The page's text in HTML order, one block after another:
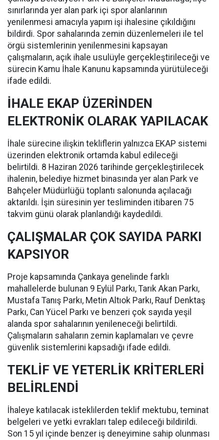
sınırlarında yer alan park içi spor alanlarının
yenilenmesi amacıyla yapım işi ihalesine çıkıldığını
bildirdi. Spor sahalarında zemin düzenlemeleri ile tel
örgü sistemlerinin yenilenmesini kapsayan
çalışmaların, açık ihale usulüyle gerçekleştirileceği ve
sürecin Kamu İhale Kanunu kapsamında yürütüleceği
ifade edildi.
İHALE EKAP ÜZERİNDEN
ELEKTRONİK OLARAK YAPILACAK
İhale sürecine ilişkin tekliflerin yalnızca EKAP sistemi
üzerinden elektronik ortamda kabul edileceği
belirtildi. 8 Haziran 2026 tarihinde gerçekleştirilecek
ihalenin, belediye hizmet binasında yer alan Park ve
Bahçeler Müdürlüğü toplantı salonunda açılacağı
aktarıldı. İşin süresinin yer tesliminden itibaren 75
takvim günü olarak planlandığı kaydedildi.
ÇALIŞMALAR ÇOK SAYIDA PARKI
KAPSIYOR
Proje kapsamında Çankaya genelinde farklı
mahallelerde bulunan 9 Eylül Parkı, Tarık Akan Parkı,
Mustafa Tanış Parkı, Metin Altıok Parkı, Rauf Denktaş
Parkı, Can Yücel Parkı ve benzeri çok sayıda yeşil
alanda spor sahalarının yenileneceği belirtildi.
Çalışmaların sahaların zemin kaplamaları ve çevre
güvenlik sistemlerini kapsadığı ifade edildi.
TEKLİF VE YETERLİK KRİTERLERİ
BELİRLENDİ
İhaleye katılacak isteklilerden teklif mektubu, teminat
belgeleri ve yetki evrakları talep edileceği bildirildi.
Son 15 yıl içinde benzer iş deneyimine sahip olunması